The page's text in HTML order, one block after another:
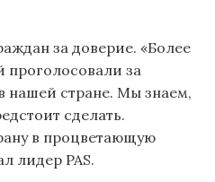
за доверие. «Более
проголосовали за
нашей стране. Мы знаем,
сделать.
в процветающую
лидер PAS.